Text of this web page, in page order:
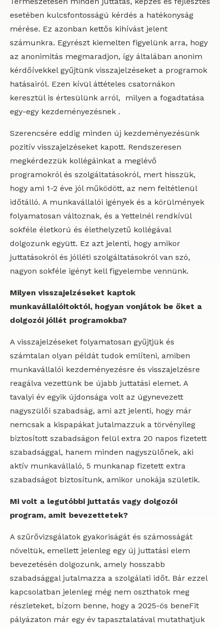
esetében kulcsfontosságú kérdés a hatékonyság
mérése. Ez azonban kettős kihívást jelent
számunkra. Egyrészt kiemelten figyelünk arra, hogy
az anonimitás megmaradjon, így általában anonim
kérdőívekkel gyűjtünk visszajelzéseket a programok
hatásairól. Ezen kívül áttételes csatornákon
keresztül is értesülünk arról, milyen a fogadtatása
egy-egy kezdeményezésnek .
Szerencsére eddig minden új kezdeményezésünk
pozitív visszajelzéseket kapott. Rendszeresen
megkérdezzük kollégáinkat a meglévő
programokról és szolgáltatásokról, mert hisszük,
hogy ami 1-2 éve jól működött, az nem feltétlenül
időtálló. A munkavállalói igények és a körülmények
folyamatosan változnak, és a Yettelnél rendkívül
sokféle életkorú és élethelyzetű kollégával
dolgozunk együtt. Ez azt jelenti, hogy amikor
juttatásokról és jólléti szolgáltatásokról van szó,
nagyon sokféle igényt kell figyelembe vennünk.
Milyen visszajelzéseket kaptok
munkavállalóitoktól, hogyan vonjátok be őket a
dolgozói jóllét programokba?
A visszajelzéseket folyamatosan gyűjtjük és
számtalan olyan példát tudok említeni, amiben
munkavállalói kezdeményezésre és visszajelzésre
reagálva vezettünk be újabb juttatási elemet. A
tavalyi év egyik újdonsága volt az úgynevezett
nagyszülői szabadság, ami azt jelenti, hogy már
nemcsak a kispapákat jutalmazzuk a törvényileg
biztosított szabadságon felül extra 20 napos fizetett
szabadsággal, hanem minden nagyszülőnek, aki
aktív munkavállaló, 5 munkanap fizetett extra
szabadságot biztosítunk, amikor unokája születik.
Mi volt a legutóbbi juttatás vagy dolgozói
program, amit bevezettetek?
A szűrővizsgálatok gyakoriságát és számosságát
növeltük, emellett jelenleg egy új juttatási elem
bevezetésén dolgozunk, amely hosszabb
szabadsággal jutalmazza a szolgálati időt. Bár ezzel
kapcsolatban jelenleg még nem oszthatok meg
részleteket, bízom benne, hogy a 2025-ös beneFit
pályázaton már egy év tapasztalatával mutathatjuk